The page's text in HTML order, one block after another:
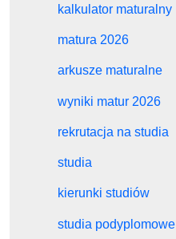
kalkulator maturalny
matura 2026
arkusze maturalne
wyniki matur 2026
rekrutacja na studia
studia
kierunki studiów
studia podyplomowe